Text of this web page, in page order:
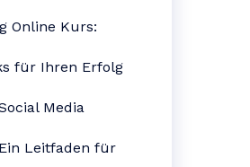
Online Kurs:
für Ihren Erfolg
Media
Leitfaden für